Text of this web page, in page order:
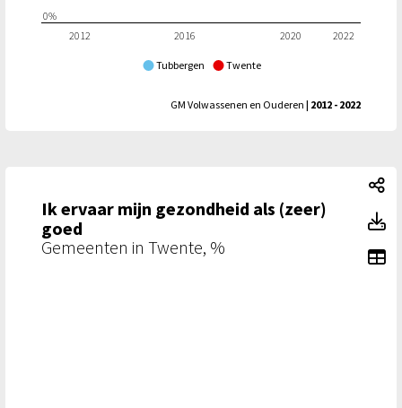
Tubbergen Twente
2012 2016 2020 2022
0%
GM Volwassenen en Ouderen | 2012 - 2022
Ik ervaar mijn gezondheid als (zeer)
goed
Gemeenten in Twente, %
Ik
Ik